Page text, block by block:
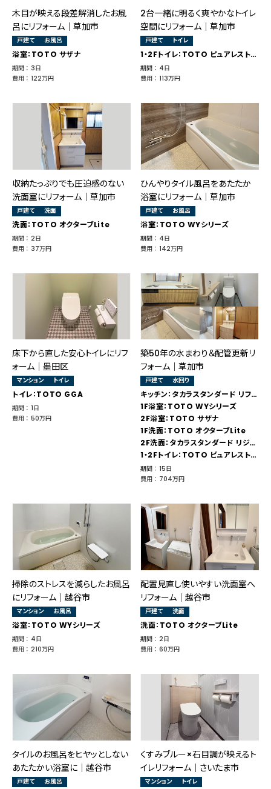
木目が映える段差解消したお風
呂にリフォーム｜草加市
戸建て お風呂
浴室：TOTO サザナ
期間 ： 3日
費用 ： 122万円
2台一緒に明るく爽やかなトイレ
空間にリフォーム｜草加市
戸建て トイレ
1・2Fトイレ：TOTO ピュアレストQR
期間 ： 4日
費用 ： 113万円
収納たっぷりでも圧迫感のない
洗面室にリフォーム｜草加市
戸建て 洗面
洗面：TOTO オクターブLite
期間 ： 2日
費用 ： 37万円
ひんやりタイル風呂をあたたか
浴室にリフォーム｜草加市
戸建て お風呂
浴室：TOTO WYシリーズ
期間 ： 4日
費用 ： 142万円
床下から直した安心トイレにリフ
ォーム｜墨田区
マンション トイレ
トイレ：TOTO GGA
期間 ： 1日
費用 ： 50万円
築50年の水まわり＆配管更新リ
フォーム｜草加市
戸建て 水回り
キッチン：タカラスタンダード リフィット
1F浴室：TOTO WYシリーズ
2F浴室：TOTO サザナ
1F洗面：TOTO オクターブLite
2F洗面：タカラスタンダード リジャスト
1・2Fトイレ：TOTO ピュアレストQR
期間 ： 15日
費用 ： 704万円
掃除のストレスを減らしたお風呂
にリフォーム｜越谷市
マンション お風呂
浴室：TOTO WYシリーズ
期間 ： 4日
費用 ： 210万円
配置見直し使いやすい洗面室へ
リフォーム｜越谷市
戸建て 洗面
洗面：TOTO オクターブLite
期間 ： 2日
費用 ： 60万円
タイルのお風呂をヒヤッとしない
あたたかい浴室に｜越谷市
戸建て お風呂
くすみブルー×石目調が映えるト
イレリフォーム｜さいたま市
マンション トイレ